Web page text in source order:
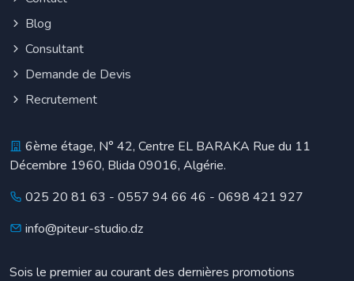
Blog
Consultant
Demande de Devis
Recrutement
6ème étage, N° 42, Centre EL BARAKA Rue du 11
Décembre 1960, Blida 09016, Algérie.
025 20 81 63 - 0557 94 66 46 - 0698 421 927
info@piteur-studio.dz
Sois le premier au courant des dernières promotions